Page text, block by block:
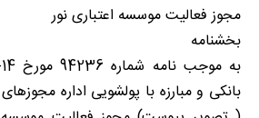
مجوز فعالیت موسسه اعتباری نور
بخشنامه
بانکی و مبارزه با پولشویی اداره